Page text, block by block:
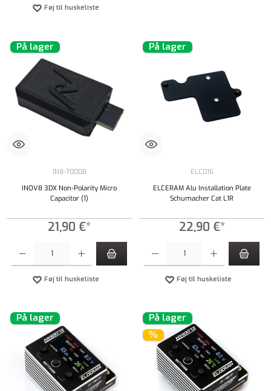
Føj til huskeliste
På lager
IN8-70008
INOV8 3DX Non-Polarity Micro
Capacitor (1)
21,90 €*
Føj til huskeliste
På lager
ELC016
ELCERAM Alu Installation Plate
Schumacher Cat L1R
22,90 €*
Føj til huskeliste
På lager
På lager
%